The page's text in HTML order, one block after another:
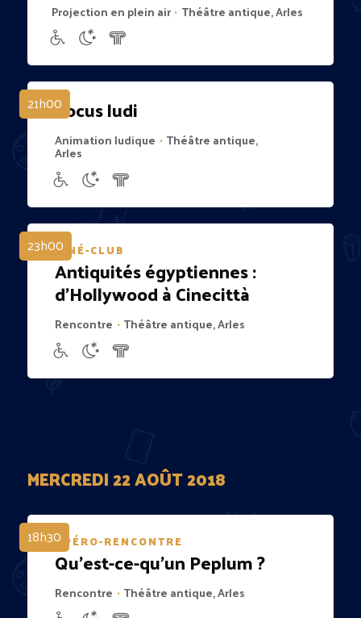
Projection en plein air • Théâtre antique, Arles
21h00Locus ludi
Animation ludique • Théâtre antique,
Arles
23h00CINÉ-CLUB
Antiquités égyptiennes :
d’Hollywood à Cinecittà
Rencontre • Théâtre antique, Arles
MERCREDI 22 AOÛT 2018
18h30APÉRO-RENCONTRE
Qu’est-ce-qu’un Peplum ?
Rencontre • Théâtre antique, Arles